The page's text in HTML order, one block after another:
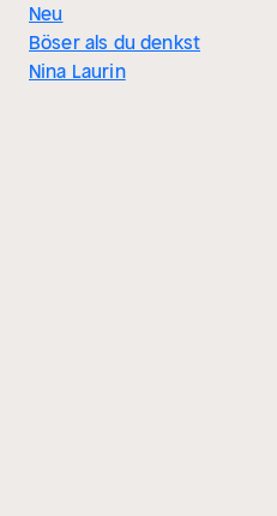
Neu
Böser als du denkst
Nina Laurin